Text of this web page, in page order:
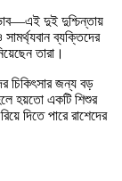
দুই দুশ্চিন্তায়
ব্যক্তিদের
তারা।
চিকিৎসার জন্য বড়
হয়তো একটি শিশুর
দিতে পারে রাশেদের